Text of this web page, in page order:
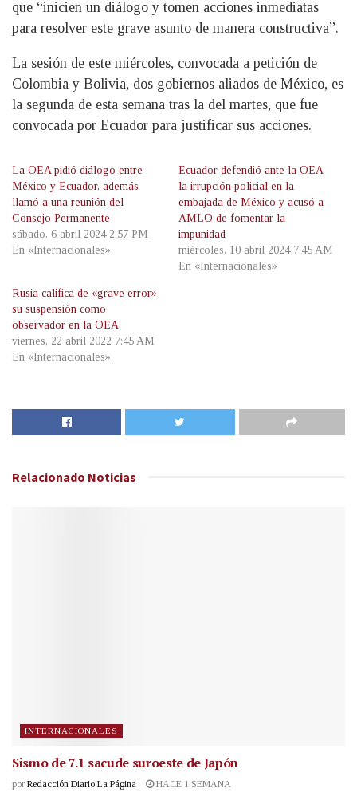
que “inicien un diálogo y tomen acciones inmediatas
para resolver este grave asunto de manera constructiva”.
La sesión de este miércoles, convocada a petición de
Colombia y Bolivia, dos gobiernos aliados de México, es
la segunda de esta semana tras la del martes, que fue
convocada por Ecuador para justificar sus acciones.
La OEA pidió diálogo entre
México y Ecuador, además
llamó a una reunión del
Consejo Permanente
sábado, 6 abril 2024 2:57 PM
En «Internacionales»
Ecuador defendió ante la OEA
la irrupción policial en la
embajada de México y acusó a
AMLO de fomentar la
impunidad
miércoles, 10 abril 2024 7:45 AM
En «Internacionales»
Rusia califica de «grave error»
su suspensión como
observador en la OEA
viernes, 22 abril 2022 7:45 AM
En «Internacionales»
Relacionado Noticias
INTERNACIONALES
Sismo de 7.1 sacude suroeste de Japón
por Redacción Diario La Página HACE 1 SEMANA